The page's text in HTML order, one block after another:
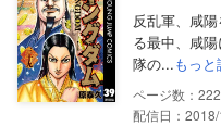
反乱軍、咸
る最中、咸
隊の...もっと
222
配信日：